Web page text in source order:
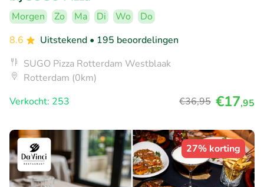
Morgen Zo Ma Di Wo
Do
8.6
Uitstekend • 195 beoordelingen
SUGO Pizza Rotterdam Westblaak
Rotterdam (0km)
Verkocht: 253
€36,95 €17,95
27% korting